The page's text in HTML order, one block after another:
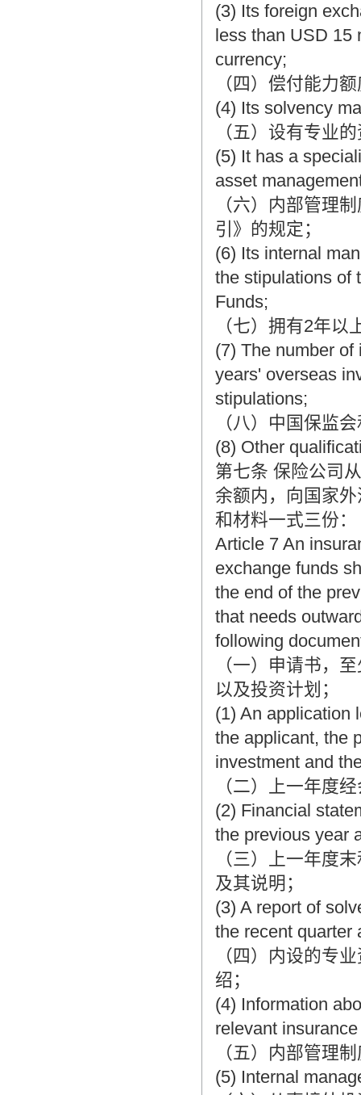
(3) Its foreign
less than USD 15
currency;
（四）偿付能力
(4) Its solvency
（五）设有专业
(5) It has a
asset
（六）内部管理
引》的规定；
(6) Its internal
the stipulations of
Funds;
（七）拥有2年
(7) The number
years' overseas
stipulations;
（八）中国保监
(8) Other
第七条 保险公司
余额内，向国家
和材料一式三份：
Article 7 An
exchange funds
the end of the
that needs
following
（一）申请书，
以及投资计划；
(1) An application
the applicant, the
investment and
（二）上一年度
(2) Financial
the previous year
（三）上一年度
及其说明；
(3) A report of
the recent quarter
（四）内设的专
绍；
(4) Information
relevant
（五）内部管理
(5) Internal